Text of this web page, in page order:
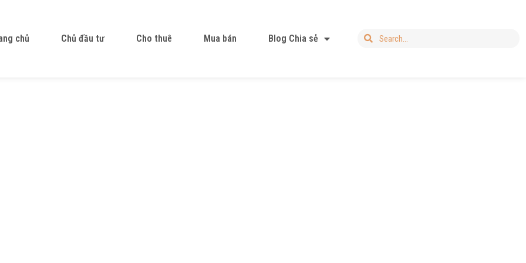
chủ Chủ đầu tư Cho thuê Mua bán Blog Chia sẻ